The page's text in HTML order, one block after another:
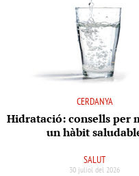
CERDANYA
Hidratació: consells per
un hàbit
SALUT
30 juliol del 2026